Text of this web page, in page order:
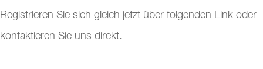
Registrieren Sie sich gleich jetzt über folgenden Link oder
kontaktieren Sie uns direkt.